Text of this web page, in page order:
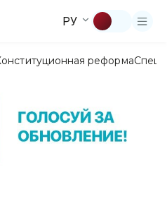
РУ
реформа